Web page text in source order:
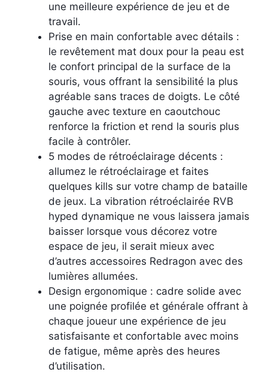
une meilleure expérience de jeu et de
travail.
Prise en main confortable avec détails :
le revêtement mat doux pour la peau est
le confort principal de la surface de la
souris, vous offrant la sensibilité la plus
agréable sans traces de doigts. Le côté
gauche avec texture en caoutchouc
renforce la friction et rend la souris plus
facile à contrôler.
5 modes de rétroéclairage décents :
allumez le rétroéclairage et faites
quelques kills sur votre champ de bataille
de jeux. La vibration rétroéclairée RVB
hyped dynamique ne vous laissera jamais
baisser lorsque vous décorez votre
espace de jeu, il serait mieux avec
d’autres accessoires Redragon avec des
lumières allumées.
Design ergonomique : cadre solide avec
une poignée profilée et générale offrant à
chaque joueur une expérience de jeu
satisfaisante et confortable avec moins
de fatigue, même après des heures
d’utilisation.